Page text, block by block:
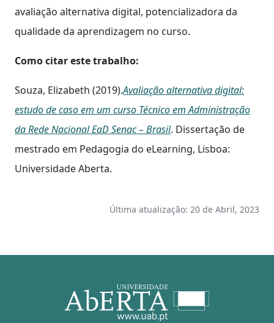
avaliação alternativa digital, potencializadora da
qualidade da aprendizagem no curso.
Como citar este trabalho:
Souza, Elizabeth (2019).Avaliação alternativa digital:
estudo de caso em um curso Técnico em Administração
da Rede Nacional EaD Senac – Brasil. Dissertação de
mestrado em Pedagogia do eLearning, Lisboa:
Universidade Aberta.
Última atualização: 20 de Abril, 2023